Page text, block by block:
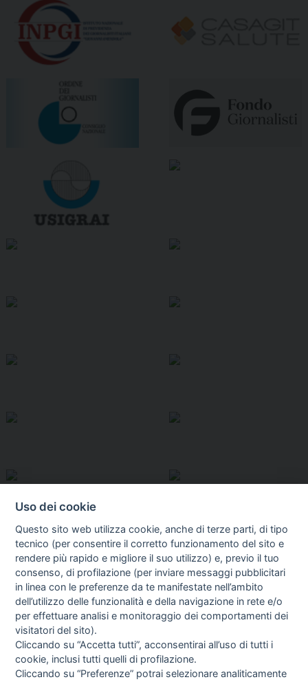
I libri Vedi tutti
Uso dei cookie
Questo sito web utilizza cookie, anche di terze parti, di tipo
tecnico (per consentire il corretto funzionamento del sito e
rendere più rapido e migliore il suo utilizzo) e, previo il tuo
consenso, di profilazione (per inviare messaggi pubblicitari
in linea con le preferenze da te manifestate nell’ambito
dell’utilizzo delle funzionalità e della navigazione in rete e/o
per effettuare analisi e monitoraggio dei comportamenti dei
visitatori del sito).
Cliccando su “Accetta tutti”, acconsentirai all’uso di tutti i
cookie, inclusi tutti quelli di profilazione.
Cliccando su “Preferenze” potrai selezionare analiticamente